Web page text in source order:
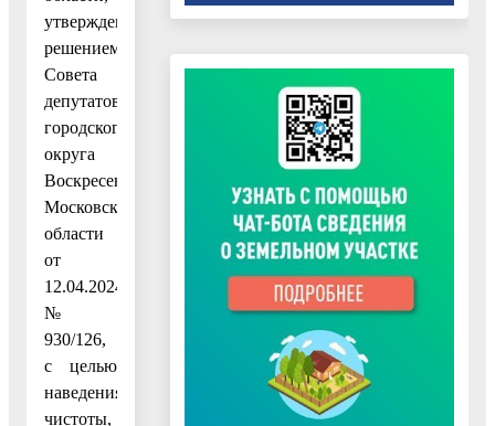
утвержденных
решением
Совета
депутатов
городского
округа
Воскресенск
Московской
области
от
12.04.2024
№
930/126,
с целью
наведения
чистоты,